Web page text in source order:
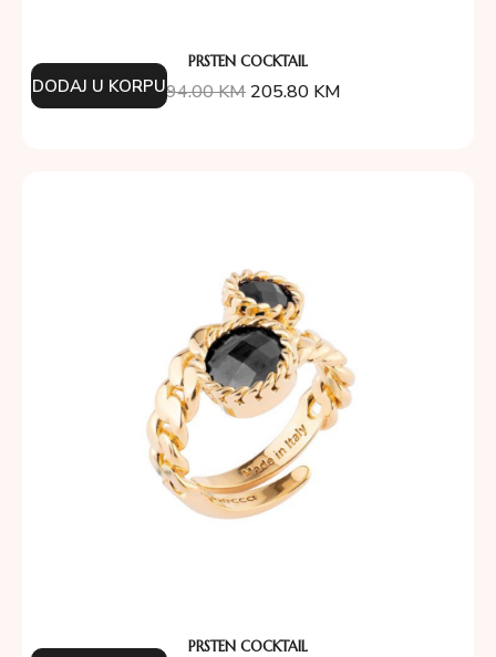
PRSTEN COCKTAIL
294.00KM 205.80 KM
DODAJ U KORPU
PRSTEN COCKTAIL